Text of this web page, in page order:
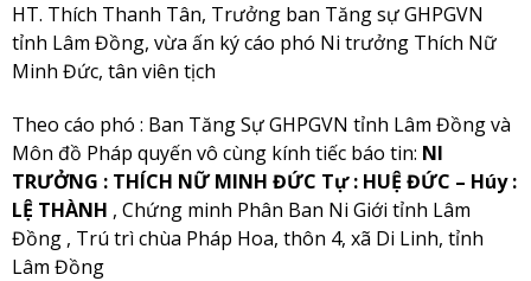
HT. Thích Thanh Tân, Trưởng ban Tăng sự GHPGVN
tỉnh Lâm Đồng, vừa ấn ký cáo phó Ni trưởng Thích Nữ
Minh Đức, tân viên tịch
Theo cáo phó : Ban Tăng Sự GHPGVN tỉnh Lâm Đồng và
Môn đồ Pháp quyến vô cùng kính tiếc báo tin: NI
TRƯỞNG : THÍCH NỮ MINH ĐỨC Tự : HUỆ ĐỨC – Húy :
LỆ THÀNH , Chứng minh Phân Ban Ni Giới tỉnh Lâm
Đồng , Trú trì chùa Pháp Hoa, thôn 4, xã Di Linh, tỉnh
Lâm Đồng